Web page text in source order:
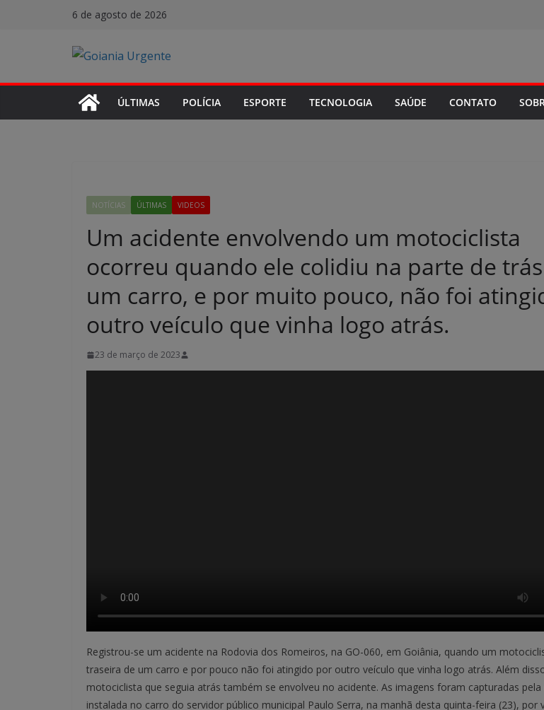
6 de agosto de 2026
ÚLTIMAS POLÍCIA ESPORTE TECNOLOGIA SAÚDE CONTATO
NOTÍCIAS ÚLTIMAS VIDEOS
Um acidente envolvendo um motociclista
ocorreu quando ele colidiu na parte de
um carro, e por muito pouco, não foi
outro veículo que vinha logo atrás.
23 de março de 2023
Registrou-se um acidente na Rodovia dos Romeiros, na GO-060, em Goiânia, quando um
traseira de um carro e por pouco não foi atingido por outro veículo que vinha logo atrás. Além
motociclista que seguia atrás também se envolveu no acidente. As imagens foram capturadas pela
instalada no carro do servidor público municipal Paulo Serra, na manhã desta quinta-feira (23), por